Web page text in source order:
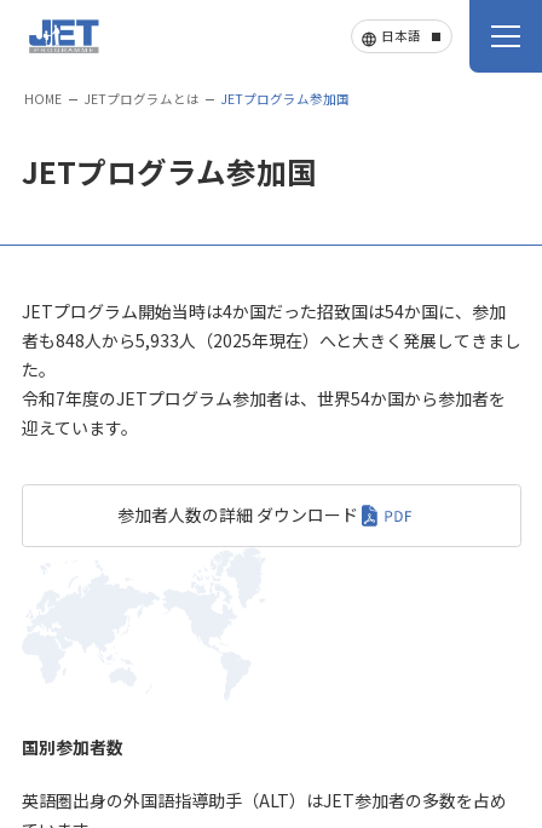
HOME JETプログラムとは JETプログラム参加国
JETプログラム参加国
JETプログラム開始当時は4か国だった招致国は54か国に、 参加
者も848人から5,933人（2025年現在）へと大きく発展してきまし
た。
令和7年度のJETプログラム参加者は、世界54か国から参加者を
迎えています。
参加者人数の詳細 ダウンロード
国別参加者数
英語圏出身の外国語指導助手（ALT）はJET参加者の多数を占め